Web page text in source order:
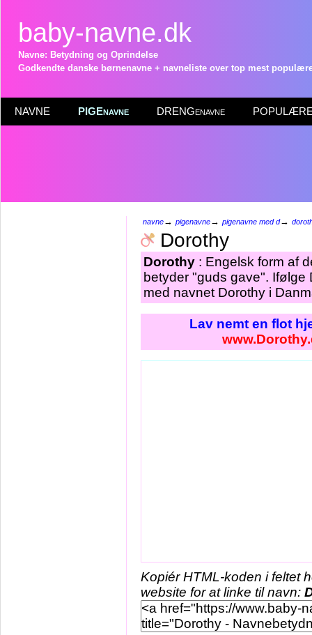
baby-navne.dk
Navne: Betydning og Oprindelse
Godkendte danske børnenavne + navneliste over top mest
NAVNE PIGEnavne DRENGenavne POPULÆRE
navne→ pigenavne→ pigenavne med d→
Dorothy
Dorothy : Engelsk form af
betyder "guds gave".
med navnet Dorothy i
Lav nemt en flot
Kopiér HTML-koden i feltet
website for at linke til navn: